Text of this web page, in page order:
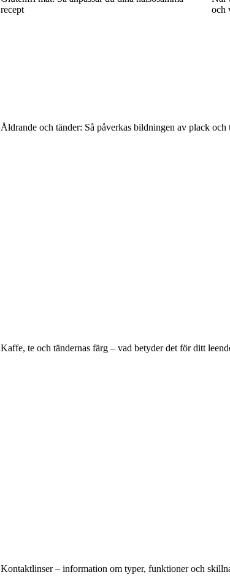
recept
och
Åldrande och tänder: Så påverkas bildningen av plack och
Kaffe, te och tändernas färg – vad betyder det för ditt
Kontaktlinser – information om typer, funktioner och